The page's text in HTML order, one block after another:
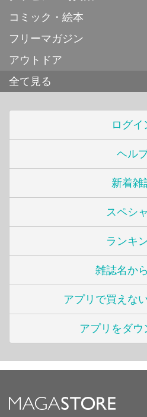
コミック・絵本
フリーマガジン
アウトドア
全て見る
ログイ
ヘル
新着雑
スペシ
ランキ
雑誌名か
アプリで買えな
アプリをダウ